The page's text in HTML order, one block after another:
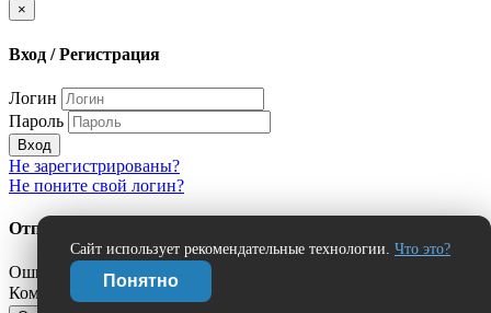
Сайт использует рекомендательные технологии. Что это?
Понятно
×
Вход / Регистрация
Логин
Пароль
Вход
Не зарегистрированы?
Не поните свой логин?
Отправить сообщение об ошибке?
Ошибка:
Комментарий (дополнительно)